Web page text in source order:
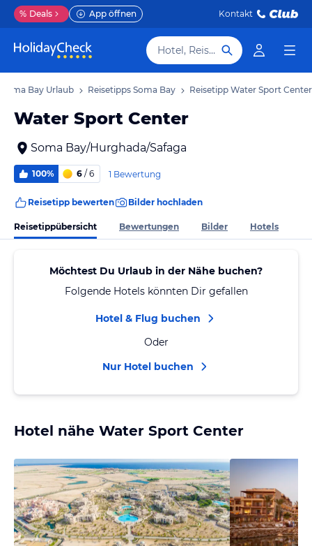
% Deals App öffnen Kontakt
Hotel, Reiseziel
Soma Bay Urlaub Reisetipps Soma Bay Reisetipp Water Sport Center
Water Sport Center
Soma Bay/Hurghada/Safaga
100% 6 / 6 1 Bewertung
Reisetipp bewerten Bilder hochladen
Reisetippübersicht Bewertungen Bilder Hotels
Möchtest Du Urlaub in der Nähe buchen?
Folgende Hotels könnten Dir gefallen
Hotel & Flug buchen
Oder
Nur Hotel buchen
Hotel nähe Water Sport Center